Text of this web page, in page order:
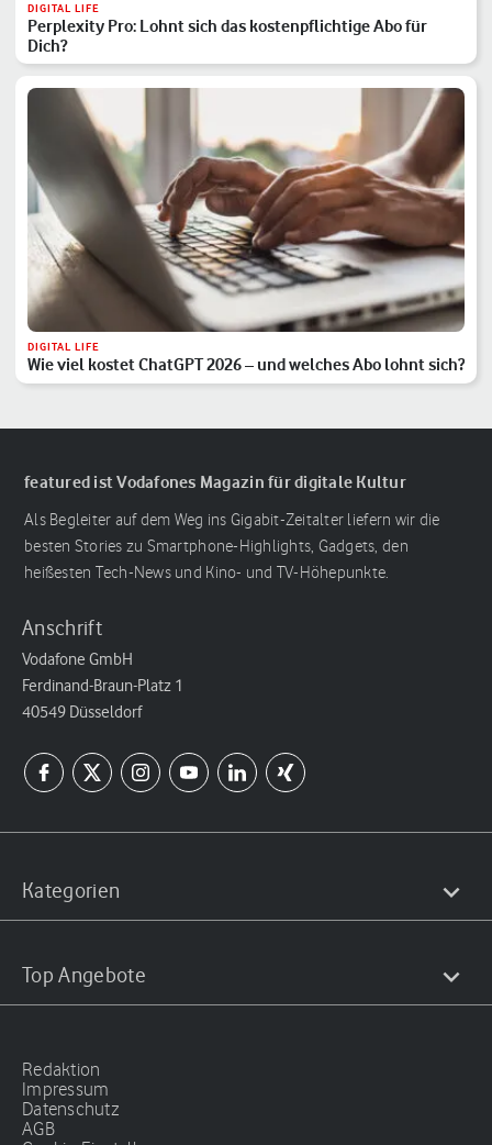
DIGITAL LIFE
Perplexity Pro: Lohnt sich das kostenpflichtige Abo für
Dich?
DIGITAL LIFE
Wie viel kostet ChatGPT 2026 – und welches Abo lohnt sich?
featured ist Vodafones Magazin für digitale Kultur
Als Begleiter auf dem Weg ins Gigabit-Zeitalter liefern wir die
besten Stories zu Smartphone-Highlights, Gadgets, den
heißesten Tech-News und Kino- und TV-Höhepunkte.
Anschrift
Vodafone GmbH
Ferdinand-Braun-Platz 1
40549 Düsseldorf
Kategorien
Top Angebote
Redaktion
Impressum
Datenschutz
AGB